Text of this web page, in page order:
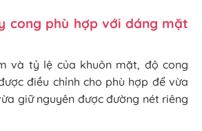
cong phù hợp với dáng mặt
và tỷ lệ của khuôn mặt, độ cong
điều chỉnh cho phù hợp để vừa
giữ nguyên được đường nét riêng